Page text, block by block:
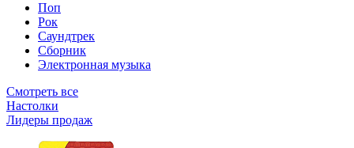
Поп
Рок
Саундтрек
Сборник
Электронная музыка
Смотреть все
Настолки
Лидеры продаж